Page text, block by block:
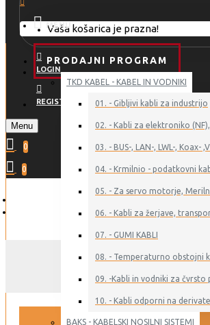
Vaša košarica je prazna!
MENU
PRODAJNI PROGRAM
TKD KABEL - KABEL IN VODNIKI
01. - Gibljivi kabli za industrijo
02. - Kabli za elektroniko
03. - BUS-, LAN-, LWL-, Koax-
04. - Krmilnio - podatkovni
05. - Za servo motorje,
06. - Kabli za žerjave,
07. - GUMI KABLI
08. - Temperaturno obstojni
09. -Kabli in vodniki za čvrsto
10. - Kabli odporni na derivate
BAKS - KABELSKI NOSILNI SISTEMI
LOGIN
REGISTER
Menu
0
0